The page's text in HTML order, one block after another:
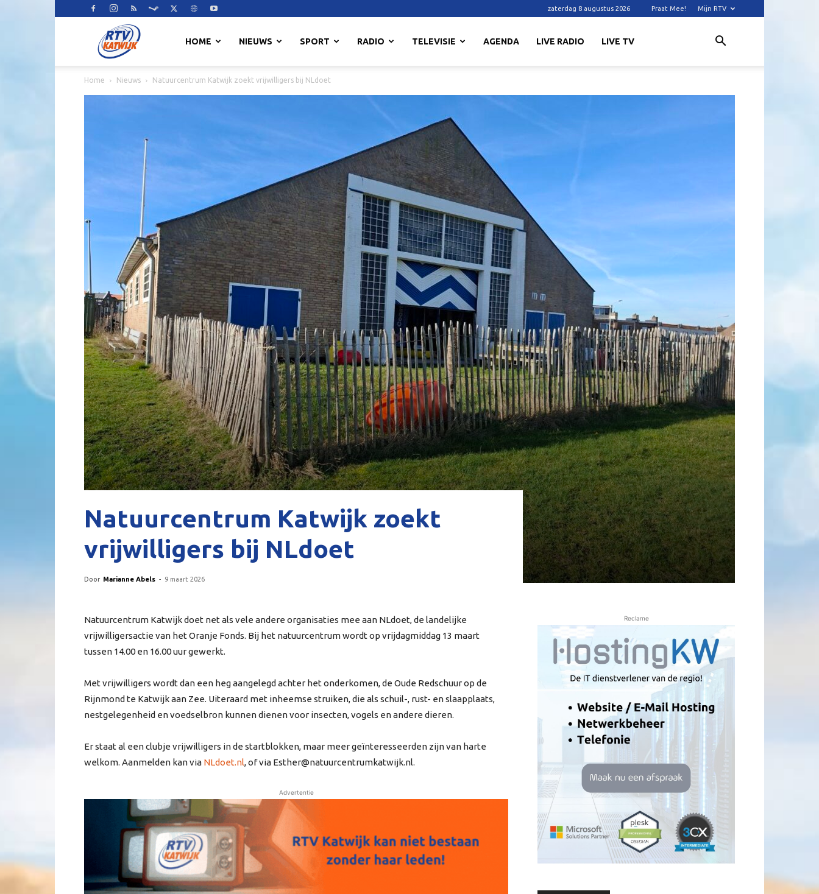
zaterdag 8 augustus 2026 Praat Mee! Mijn RTV
HOME NIEUWS SPORT RADIO TELEVISIE AGENDA LIVE RADIO LIVE TV
Home Nieuws Natuurcentrum Katwijk zoekt vrijwilligers bij NLdoet
Natuurcentrum Katwijk zoekt
vrijwilligers bij NLdoet
Door Marianne Abels - 9 maart 2026
Natuurcentrum Katwijk doet net als vele andere organisaties mee aan NLdoet, de landelijke
vrijwilligersactie van het Oranje Fonds. Bij het natuurcentrum wordt op vrijdagmiddag 13 maart
tussen 14.00 en 16.00 uur gewerkt.
Met vrijwilligers wordt dan een heg aangelegd achter het onderkomen, de Oude Redschuur op de
Rijnmond te Katwijk aan Zee. Uiteraard met inheemse struiken, die als schuil-, rust- en slaapplaats,
nestgelegenheid en voedselbron kunnen dienen voor insecten, vogels en andere dieren.
Er staat al een clubje vrijwilligers in de startblokken, maar meer geïnteresseerden zijn van harte
welkom. Aanmelden kan via NLdoet.nl, of via Esther@natuurcentrumkatwijk.nl.
Advertentie
Reclame